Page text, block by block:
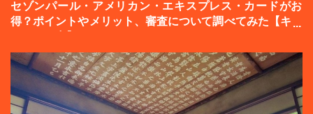
セゾンパール・アメリカン・エキスプレス・カードがお
得？ポイントやメリット、審査について調べてみた【キャ